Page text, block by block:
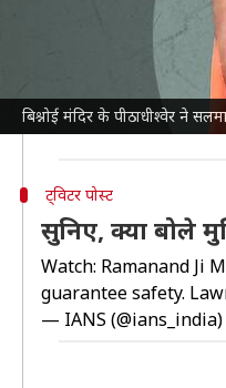
बिश्नोई मंदिर के पीठाधीश्वेर ने
आगे क्या बोले
रामानंदजी महाराज
है। उसके बेटे ने लोगों
था। यह नई बात नहीं।"
ट्विटर पोस्ट
सुनिए, क्या बोले
Watch: Ramanand Ji
guarantee safety.
— IANS (@ians_india)